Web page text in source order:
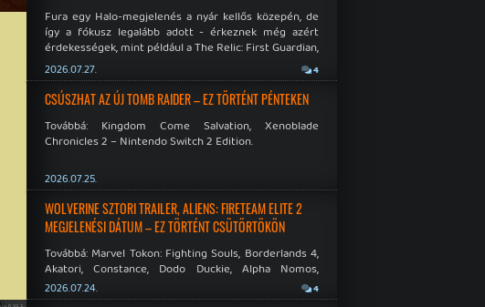
Fura egy Halo-megjelenés a nyár kellős közepén, de
így a fókusz legalább adott - érkeznek még azért
érdekességek, mint például a The Relic: First Guardian,
a Xenoblade Chronicles 2 és a Dispatch új átiratai vagy
éppen a Mistfall Hunter
2026.07.27. 4
CSÚSZHAT AZ ÚJ TOMB RAIDER – EZ TÖRTÉNT PÉNTEKEN
Továbbá: Kingdom Come Salvation, Xenoblade
Chronicles 2 – Nintendo Switch 2 Edition.
2026.07.25.
WOLVERINE SZTORI TRAILER, ALIENS: FIRETEAM ELITE 2
MEGJELENÉSI DÁTUM – EZ TÖRTÉNT CSÜTÖRTÖKÖN
Továbbá: Marvel Tokon: Fighting Souls, Borderlands 4,
Akatori, Constance, Dodo Duckie, Alpha Nomos,
Sombras: Negative Frames.
2026.07.24. 4